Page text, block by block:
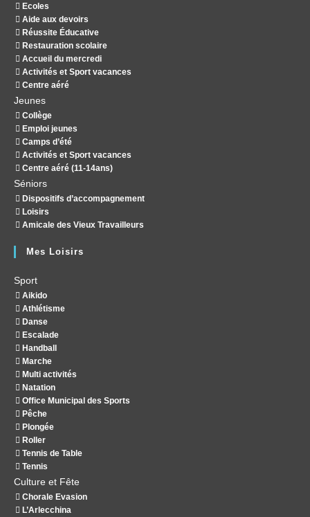
Ecoles
Aide aux devoirs
Réussite Éducative
Restauration scolaire
Accueil du mercredi
Activités et Sport vacances
Centre aéré
Jeunes
Collège
Emploi jeunes
Camps d’été
Activités et Sport vacances
Centre aéré (11-14ans)
Séniors
Dispositifs d’accompagnement
Loisirs
Amicale des Vieux Travailleurs
Mes Loisirs
Sport
Aikido
Athlétisme
Danse
Escalade
Handball
Marche
Multi activités
Natation
Office Municipal des Sports
Pêche
Plongée
Roller
Tennis de Table
Tennis
Culture et Fête
Chorale Evasion
L’Arlecchina